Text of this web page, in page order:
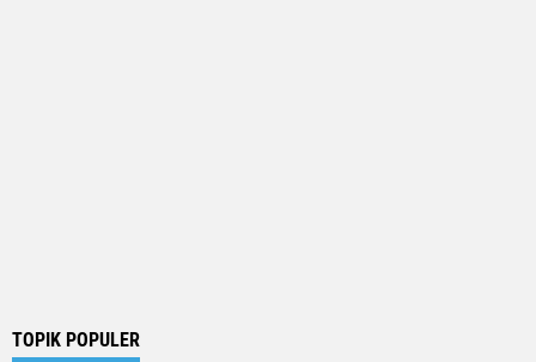
TOPIK POPULER